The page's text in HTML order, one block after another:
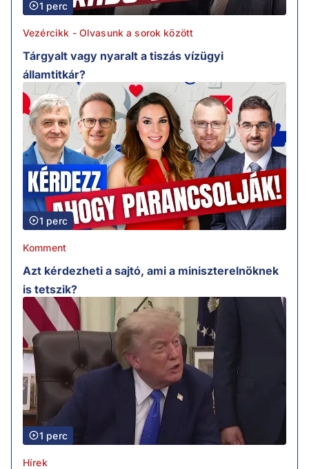
1 perc
Vezércikk - Olvasunk a sorok között
Tárgyalt vagy nyaralt a tiszás vízügyi
államtitkár?
1 perc
Komment
Azt kérdezheti a sajtó, ami a miniszterelnöknek
is tetszik?
1 perc
Hírek